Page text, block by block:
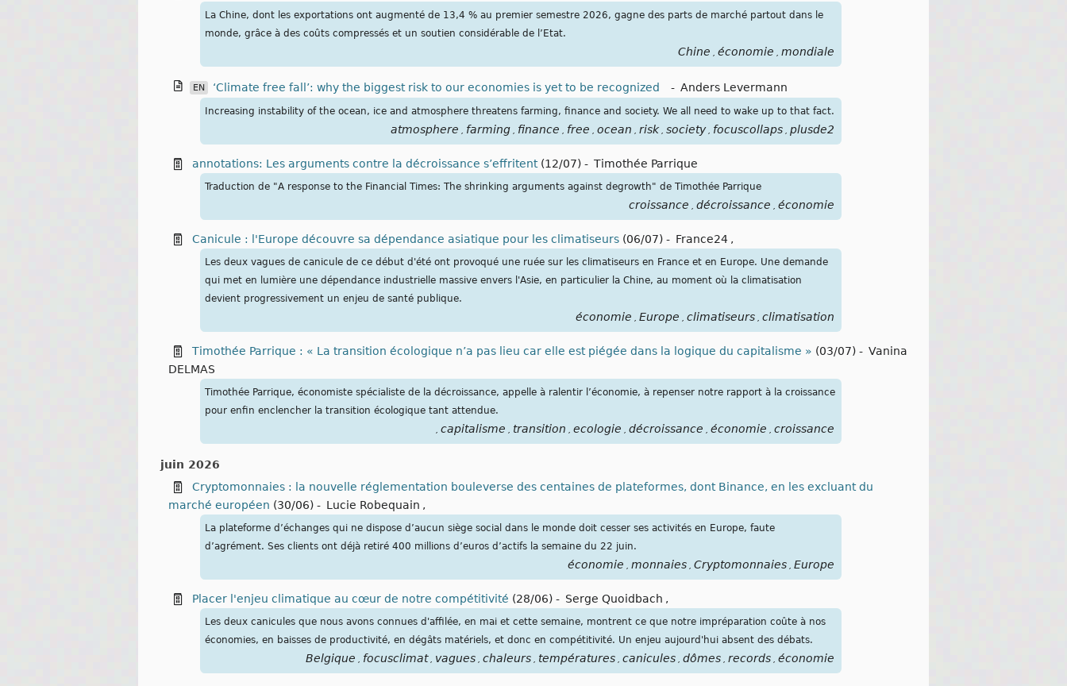
La Chine, dont les exportations ont augmenté de 13,4 % au premier semestre 2026, gagne des parts de marché partout dans le
monde, grâce à des coûts compressés et un soutien considérable de l’Etat.
Chine , économie , mondiale
EN ‘Climate free fall’: why the biggest risk to our economies is yet to be recognized - Anders Levermann
Increasing instability of the ocean, ice and atmosphere threatens farming, finance and society. We all need to wake up to that fact.
atmosphere farming finance free ocean risk society focuscollaps plusde2
annotations: Les arguments contre la décroissance s’effritent(12/07) - Timothée Parrique
Traduction de "A response to the Financial Times: The shrinking arguments against degrowth" de Timothée Parrique
croissance décroissance économie
Canicule : l'Europe découvre sa dépendance asiatique pour les climatiseurs (06/07) - France24 ,
Les deux vagues de canicule de ce début d'été ont provoqué une ruée sur les climatiseurs en France et en Europe. Une demande
qui met en lumière une dépendance industrielle massive envers l'Asie, en particulier la Chine, au moment où la climatisation
devient progressivement un enjeu de santé publique.
économie Europe climatiseurs climatisation
Timothée Parrique : « La transition écologique n’a pas lieu car elle est piégée dans la logique du capitalisme » (03/07) - Vanina
DELMAS
Timothée Parrique, économiste spécialiste de la décroissance, appelle à ralentir l’économie, à repenser notre rapport à la croissance
pour enfin enclencher la transition écologique tant attendue.
capitalisme transition ecologie décroissance économie croissance
juin 2026
Cryptomonnaies : la nouvelle réglementation bouleverse des centaines de plateformes, dont Binance, en les excluant du
marché européen (30/06) - Lucie Robequain ,
La plateforme d’échanges qui ne dispose d’aucun siège social dans le monde doit cesser ses activités en Europe, faute
d’agrément. Ses clients ont déjà retiré 400 millions d’euros d’actifs la semaine du 22 juin.
économie monnaies Cryptomonnaies Europe
Placer l'enjeu climatique au cœur de notre compétitivité (28/06) - Serge Quoidbach ,
Les deux canicules que nous avons connues d'affilée, en mai et cette semaine, montrent ce que notre impréparation coûte à nos
économies, en baisses de productivité, en dégâts matériels, et donc en compétitivité. Un enjeu aujourd'hui absent des débats.
Belgique focusclimat vagues chaleurs températures canicules dômes records économie